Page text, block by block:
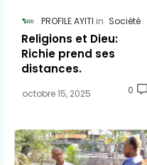
PROFILE AYITI Société
Religions et Dieu:
Richie prend ses
distances.
octobre 15, 2025 0